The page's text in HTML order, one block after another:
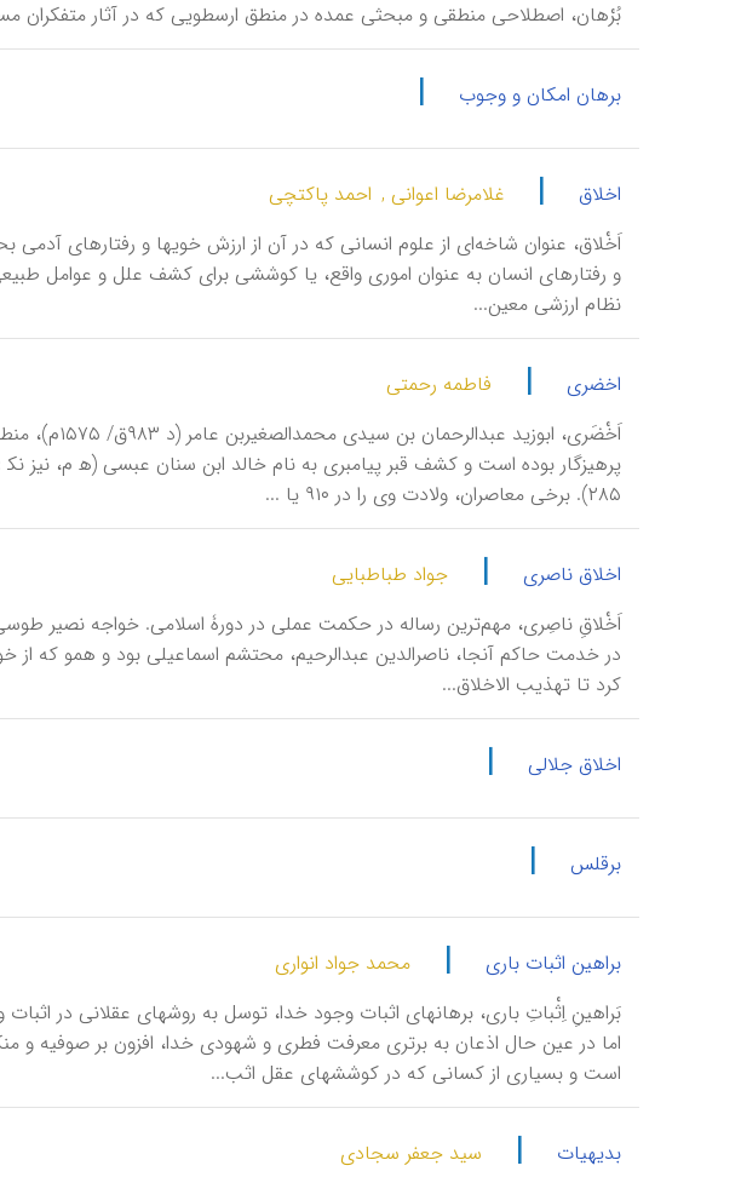
بُرْهان، اصطلاحی منطقی و مبحثی عمده در منطق ارسطویی كه در آثار متفكران
برهان امکان و وجوب |
اخلاق | غلامرضا اعوانی , احمد پاکتچی
اَخْلاق‌، عنوان‌ شاخه‌ای‌ از علوم‌ انسانی‌ كه‌ در آن‌ از ارزش‌ خویها و رفتارهای‌
و رفتارهای‌ انسان‌ به‌ عنوان‌ اموری‌ واقع‌، یا كوششی برای‌ كشف‌ علل‌ و عوامل‌
نظام‌ ارزشی‌ معین...
اخضری |
فاطمه رحمتی
اَخْضَری،
۲۸۵). برخی معاصران، ولادت وی را در ۹۱۰ یا ...
اخلاق ناصری |
جواد طباطبایی
در خدمت‌ حاكم‌ آنجا، ناصرالدین‌ عبدالرحیم‌، محتشم‌ اسماعیلی‌ بود و همو كه‌ از
كرد تا تهذیب‌ الاخلاق‌...
اخلاق جلالی |
برقلس |
براهین اثبات باری |
محمد جواد انواری
بَراهینِ اِثْباتِ باری، برهانهای اثبات وجود خدا، توسل به روشهای عقلانی در
اما در عین حال اذعان به برتری معرفت فطری و شهودی خدا، افزون بر صوفیه و
است و بسیاری از كسانی كه در كوششهای عقل اثب...
بدیهیات |
سید جعفر سجادی